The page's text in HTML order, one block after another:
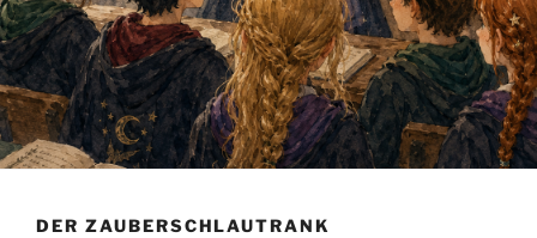
DER ZAUBERSCHLAUTRANK